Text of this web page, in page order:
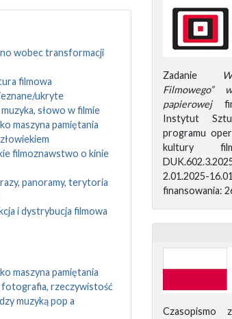
wobec transformacji
filmowa
ukryte
słowo w filmie
maszyna pamiętania
filmoznawstwo o kinie
panoramy, terytoria
i dystrybucja filmowa
maszyna pamiętania
fotografia, rzeczywistość
muzyką pop a
Zadanie
papierowej
Instytut
programu
kultury
2.01.2025-
finansowania:
Czasopismo